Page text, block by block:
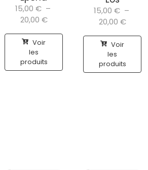
15,00 € –
20,00 €
Voir
les
produits
15,00 € –
20,00 €
Voir
les
produits